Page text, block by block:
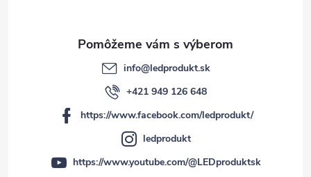
info@ledprodukt.sk
+421 949 126 648
https://www.facebook.com/ledprodukt/
ledprodukt
https://www.youtube.com/@LEDproduktsk